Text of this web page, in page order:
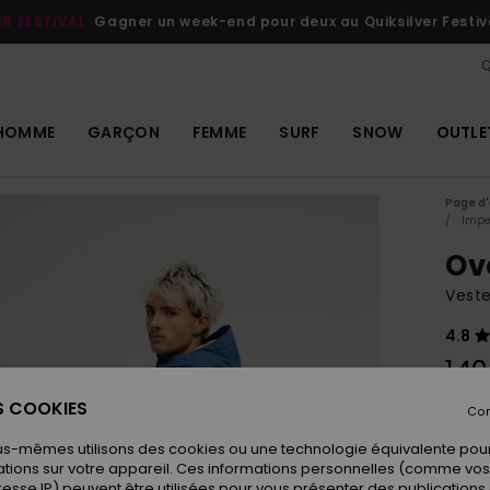
FESTIVAL Gagner un week-end pour deux au Quiksilver
GARÇON FEMME SURF SNOW
Page
4.8
COOKIES
mêmes utilisons des cookies ou une technologie équivalente
sur votre appareil. Ces informations personnelles (comme